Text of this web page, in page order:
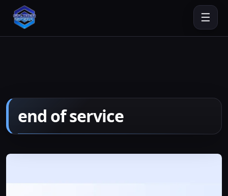
☰
end of service